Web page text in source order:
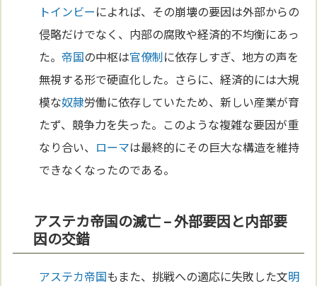
トインビーによれば、その崩壊の要因は外部からの
侵略だけでなく、内部の腐敗や経済的不均衡にあっ
た。 帝国の中枢は官僚制に依存しすぎ、地方の声を
無視する形で硬直化した。さらに、経済的には大規
模な奴隷労働に依存していたため、新しい産業が育
たず、競争力を失った。このような複雑な要因が重
なり合い、 ローマは最終的にその巨大な構造を維持
できなくなったのである。
アステカ帝国の滅亡 – 外部要因と内部要
因の交錯
アステカ帝国もまた、挑戦への適応に失敗した文明